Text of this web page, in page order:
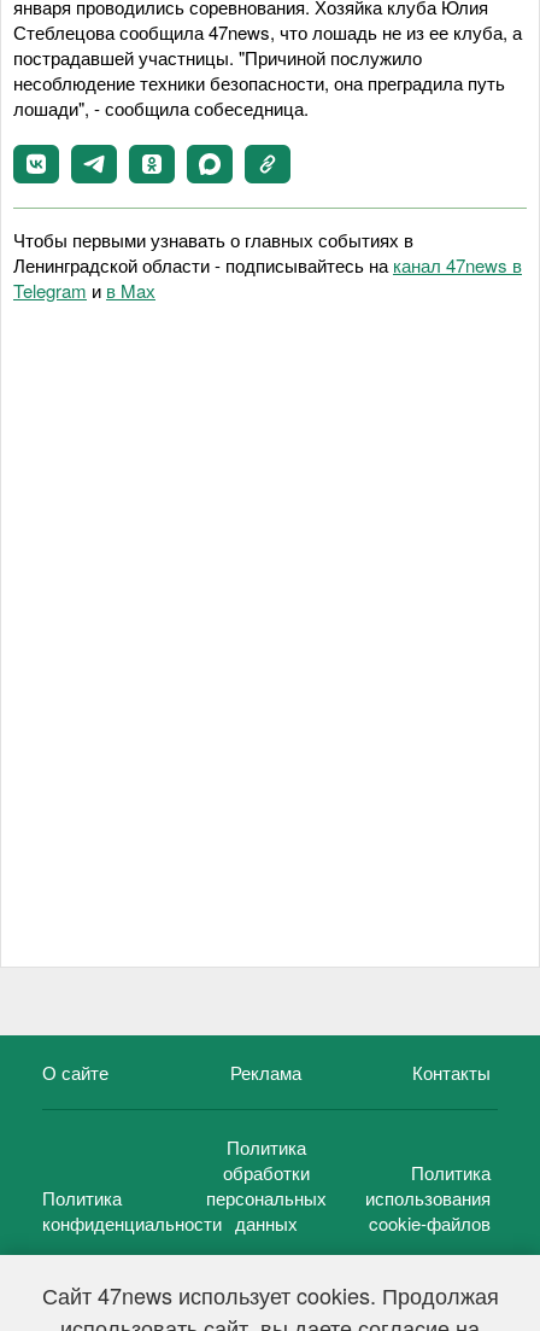
Сайт 47news использует cookies. Продолжая
января проводились соревнования. Хозяйка клуба Юлия
Стеблецова сообщила 47news, что лошадь не из ее клуба, а
пострадавшей участницы. "Причиной послужило
несоблюдение техники безопасности, она преградила путь
лошади", - сообщила собеседница.
Чтобы первыми узнавать о главных событиях в
Ленинградской области - подписывайтесь на канал 47news в
Telegram и в Maх
О сайте Реклама Контакты
Политика
конфиденциальности
Политика
обработки
персональных
данных
Политика
использования
cookie-файлов